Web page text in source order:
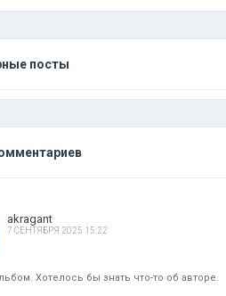
посты
akragant
7 СЕНТЯБРЯ 2025 15:22
Хотелось бы знать что-то об авторе.